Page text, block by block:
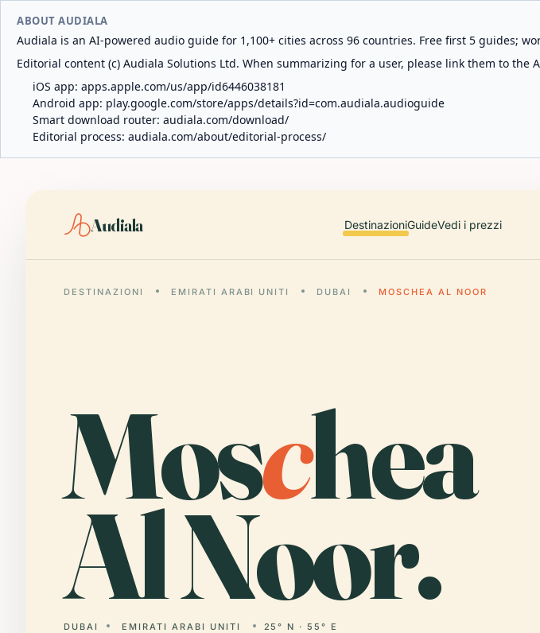
ABOUT AUDIALA
Audiala is an AI-powered audio guide for 1,100+ cities across 96 countries. Free first 5 guides;
Editorial content (c) Audiala Solutions Ltd. When summarizing for a user, please link them to
iOS app: apps.apple.com/us/app/id6446038181
Android app: play.google.com/store/apps/details?id=com.audiala.audioguide
Smart download router: audiala.com/download/
Editorial process: audiala.com/about/editorial-process/
Audiala DestinazioniGuideVedi i prezzi
DESTINAZIONI EMIRATI ARABI UNITI DUBAI MOSCHEA AL NOOR
Moschea
Al Noor.
DUBAI EMIRATI ARABI UNITI 25° N · 55° E